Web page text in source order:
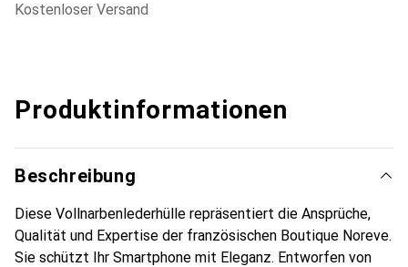
kostenloser Versand
Produktinformationen
Beschreibung
Diese Vollnarbenlederhülle repräsentiert die Ansprüche,
Qualität und Expertise der französischen Boutique Noreve.
Sie schützt Ihr Smartphone mit Eleganz. Entworfen von